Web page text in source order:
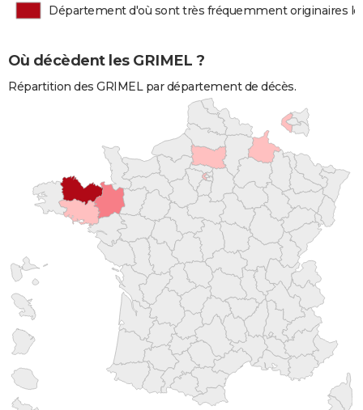
Département d'où sont très fréquemment originaires
Où décèdent les GRIMEL ?
Répartition des GRIMEL par département de décès.